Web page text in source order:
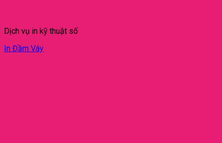
Dịch vụ in kỹ thuật số
In Đầm Váy